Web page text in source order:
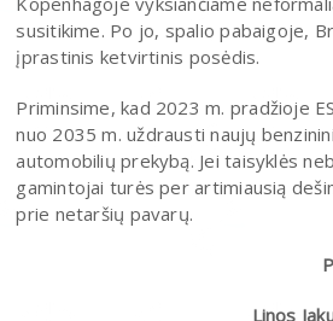
susitikime. Po jo, spalio pabaigoje,
įprastinis ketvirtinis posėdis.
Priminsime, kad 2023 m. pradžioje
nuo 2035 m. uždrausti naujų
automobilių prekybą. Jei taisyklės
gamintojai turės per artimiausią
prie netaršių pavarų.
Linos